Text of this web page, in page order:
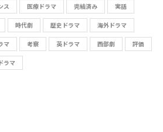
ス 医療ドラマ 完結済み 実話
時代劇 歴史ドラマ 海外ドラマ
マ 考察 英ドラマ 西部劇 評価
ラマ